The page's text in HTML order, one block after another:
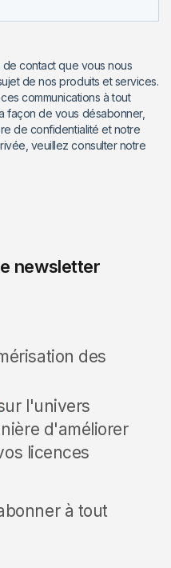
de contact que vous nous
de nos produits et services.
communications à tout
façon de vous désabonner,
de confidentialité et notre
veuillez consulter notre
newsletter
des
l'univers
d'améliorer
licences
à tout